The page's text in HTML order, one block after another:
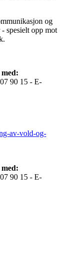
og
spesielt opp mot
90 15 - E-
av-vold-og-
90 15 - E-